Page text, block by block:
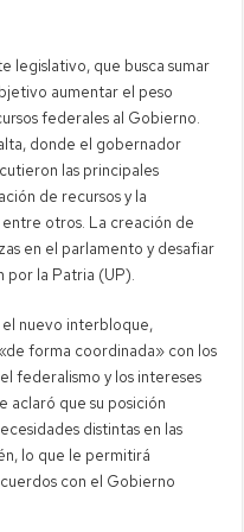
legislativo, que busca sumar
aumentar el peso
federales al Gobierno.
donde el gobernador
las principales
de recursos y la
otros. La creación de
en el parlamento y desafiar
por la Patria (UP).
nuevo interbloque,
forma coordinada» con los
federalismo y los intereses
aclaró que su posición
distintas en las
lo que le permitirá
con el Gobierno